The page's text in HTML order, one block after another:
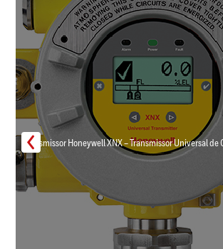
Transmissor Honeywell XNX – Transmissor Universal de